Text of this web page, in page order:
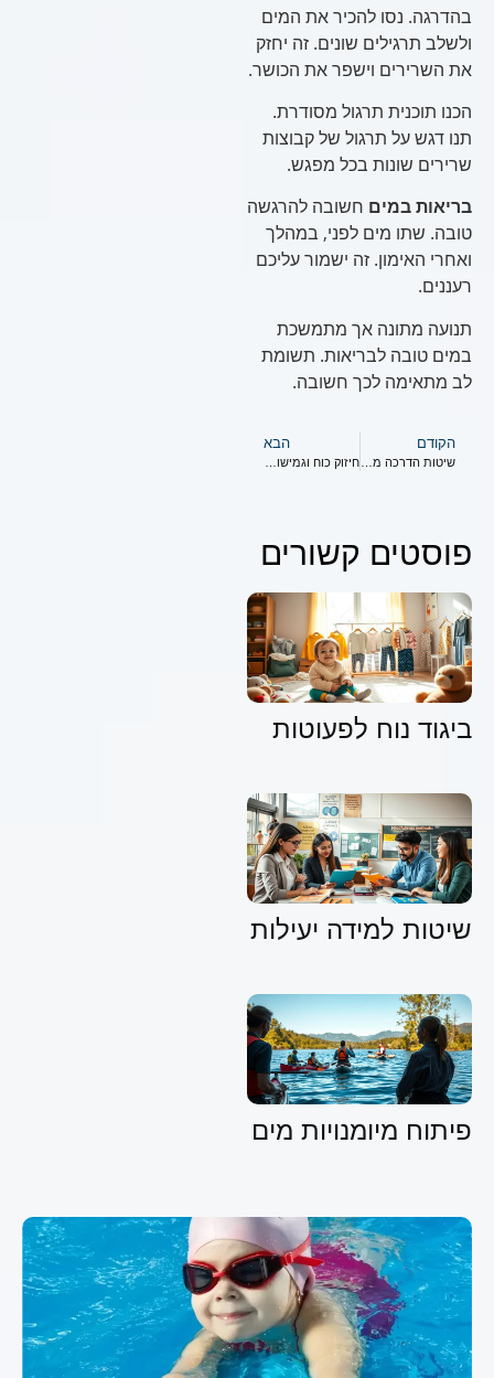
בהדרגה. נסו להכיר את המים
ולשלב תרגילים שונים. זה יחזק
את השרירים וישפר את הכושר.
הכנו תוכנית תרגול מסודרת.
תנו דגש על תרגול של קבוצות
שרירים שונות בכל מפגש.
בריאות במיםחשובה להרגשה
טובה. שתו מים לפני, במהלך
ואחרי האימון. זה ישמור עליכם
רעננים.
תנועה מתונה אך מתמשכת
במים טובה לבריאות. תשומת
לב מתאימה לכך חשובה.
הקודם
שיטות הדרכה מתקדמות ומקצועיות
הבא
חיזוק כוח וגמישות במים
פוסטים קשורים
ביגוד נוח לפעוטות
שיטות למידה יעילות
פיתוח מיומנויות מים